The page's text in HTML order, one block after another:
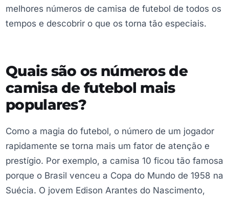
melhores números de camisa de futebol de todos os
tempos e descobrir o que os torna tão especiais.
Quais são os números de
camisa de futebol mais
populares?
Como a magia do futebol, o número de um jogador
rapidamente se torna mais um fator de atenção e
prestígio. Por exemplo, a camisa 10 ficou tão famosa
porque o Brasil venceu a Copa do Mundo de 1958 na
Suécia. O jovem Edison Arantes do Nascimento,